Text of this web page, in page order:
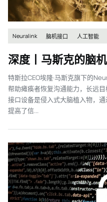
Neuralink 脑机接口 人工智能
深度丨马斯克的脑
特斯拉CEO埃隆·马斯克旗下的
帮助瘫痪者恢复沟通能力，长远
接口设备是侵入式大脑植入物，
提高了信...